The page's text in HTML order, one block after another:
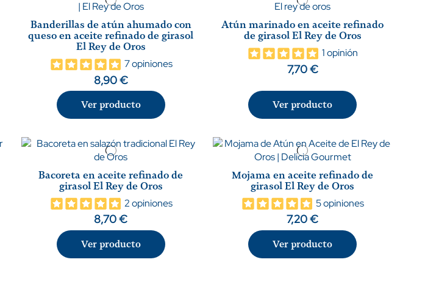
Banderillas de atún ahumado con
queso en aceite refinado de girasol
El Rey de Oros
7 opiniones
8,90 €
Ver producto
Atún marinado en aceite refinado
de girasol El Rey de Oros
1 opinión
7,70 €
Ver producto
Bacoreta en aceite refinado de
girasol El Rey de Oros
2 opiniones
8,70 €
Ver producto
Mojama en aceite refinado de
girasol El Rey de Oros
5 opiniones
7,20 €
Ver producto